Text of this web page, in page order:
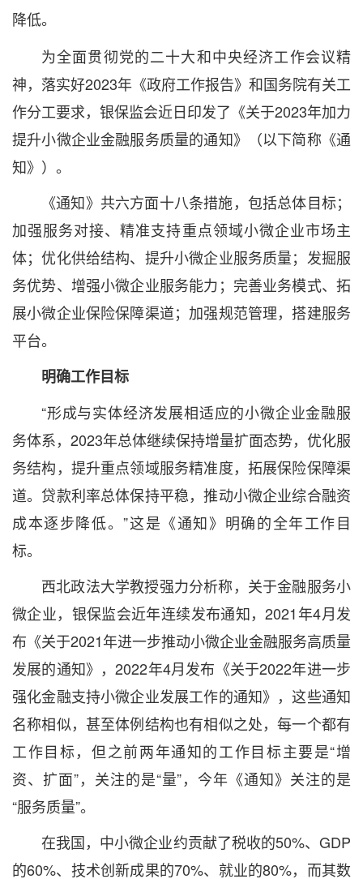
降低。
为全面贯彻党的二十大和中央经济工作会议精
神，落实好2023年《政府工作报告》和国务院有关工
作分工要求，银保监会近日印发了《关于2023年加力
提升小微企业金融服务质量的通知》（以下简称《通
知》）。
《通知》共六方面十八条措施，包括总体目标；
加强服务对接、精准支持重点领域小微企业市场主
体；优化供给结构、提升小微企业服务质量；发掘服
务优势、增强小微企业服务能力；完善业务模式、拓
展小微企业保险保障渠道；加强规范管理，搭建服务
平台。
明确工作目标
“形成与实体经济发展相适应的小微企业金融服
务体系，2023年总体继续保持增量扩面态势，优化服
务结构，提升重点领域服务精准度，拓展保险保障渠
道。贷款利率总体保持平稳，推动小微企业综合融资
成本逐步降低。”这是《通知》明确的全年工作目
标。
西北政法大学教授强力分析称，关于金融服务小
微企业，银保监会近年连续发布通知，2021年4月发
布《关于2021年进一步推动小微企业金融服务高质量
发展的通知》，2022年4月发布《关于2022年进一步
强化金融支持小微企业发展工作的通知》，这些通知
名称相似，甚至体例结构也有相似之处，每一个都有
工作目标，但之前两年通知的工作目标主要是“增
资、扩面”，关注的是“量”，今年《通知》关注的是
“服务质量”。
在我国，中小微企业约贡献了税收的50%、GDP
的60%、技术创新成果的70%、就业的80%，而其数